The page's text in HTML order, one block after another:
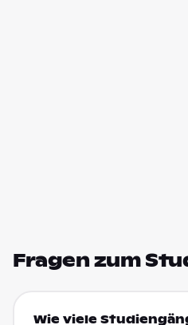
Fragen zum
Wie viele